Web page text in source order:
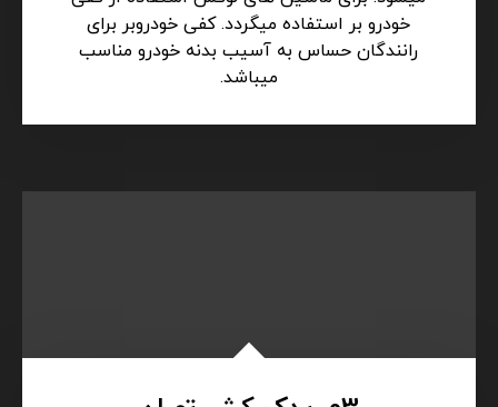
خودرو بر استفاده میگردد. کفی خودروبر برای
رانندگان حساس به آسیب بدنه خودرو مناسب
میباشد.